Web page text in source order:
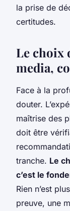
la prise de
certitudes.
Le choix
media,
Face à la
douter.
maîtrise des
doit être
tranche. Le
c’est le
Rien n’est
preuve, une